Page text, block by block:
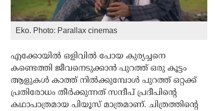
Eko. Photo: Parallax cinemas
എക്കോയില്‍ ഒളിവില്‍ പോയ കുര്യച്ചനെ
കണ്ടെത്തി ജീവനെടുക്കാന്‍ പുറത്ത് ഒരു കൂട്ടം
ആളുകള്‍ കാത്ത് നില്‍ക്കുമ്പോള്‍ പുറത്ത് ഒറ്റക്ക്
പ്രതിരോധം തീര്‍ക്കുന്നത് സന്ദീപ് പ്രദീപിന്റെ
കഥാപാത്രമായ പിയൂസ് മാത്രമാണ്. ചിത്രത്തിന്റെ